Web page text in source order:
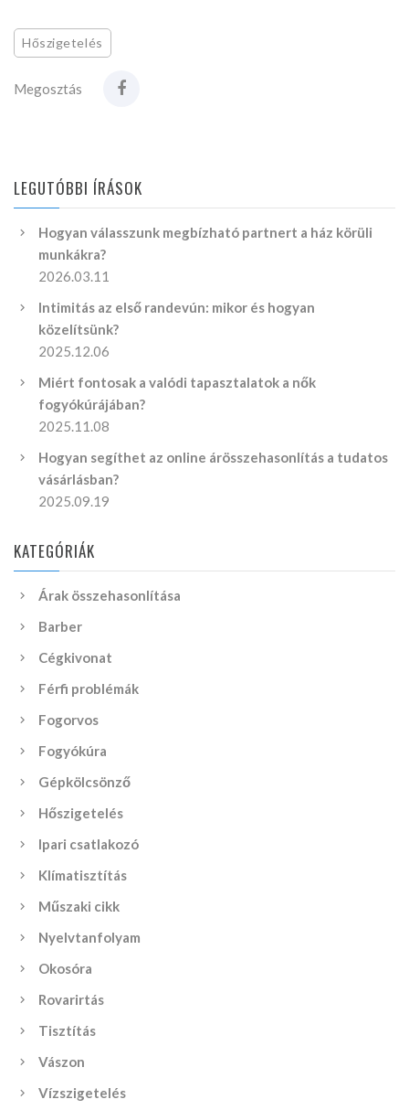
Hőszigetelés
Megosztás
LEGUTÓBBI ÍRÁSOK
Hogyan válasszunk megbízható partnert a ház körüli
munkákra?
2026.03.11
Intimitás az első randevún: mikor és hogyan
közelítsünk?
2025.12.06
Miért fontosak a valódi tapasztalatok a nők
fogyókúrájában?
2025.11.08
Hogyan segíthet az online árösszehasonlítás a tudatos
vásárlásban?
2025.09.19
KATEGÓRIÁK
Árak összehasonlítása
Barber
Cégkivonat
Férfi problémák
Fogorvos
Fogyókúra
Gépkölcsönző
Hőszigetelés
Ipari csatlakozó
Klímatisztítás
Műszaki cikk
Nyelvtanfolyam
Okosóra
Rovarirtás
Tisztítás
Vászon
Vízszigetelés